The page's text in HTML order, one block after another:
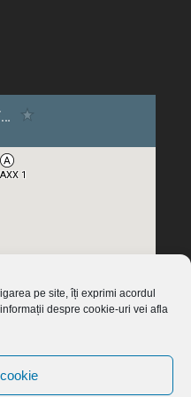
pe site, îți exprimi acordul
despre cookie-uri vei afla